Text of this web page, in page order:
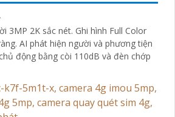
3MP 2K sắc nét. Ghi hình Full Color
AI phát hiện người và phương tiện
động bằng còi 110dB và đèn chớp